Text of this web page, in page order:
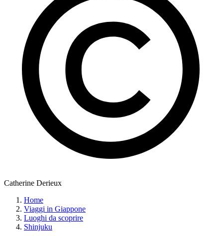
Catherine Derieux
Home
Viaggi in Giappone
Luoghi da scoprire
Shinjuku